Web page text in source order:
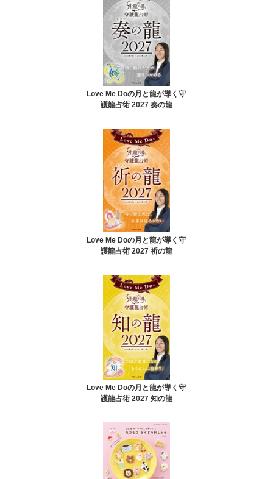
Love Me Doの月と龍が導く守
護龍占術 2027 奏の龍
Love Me Doの月と龍が導く守
護龍占術 2027 祈の龍
Love Me Doの月と龍が導く守
護龍占術 2027 知の龍